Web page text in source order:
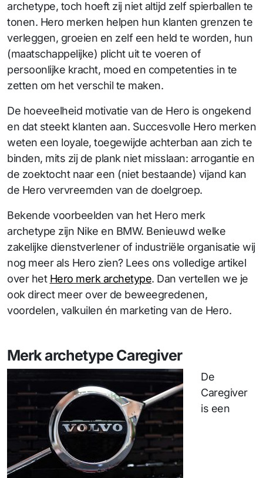
archetype, toch hoeft zij niet altijd zelf spierballen te
tonen. Hero merken helpen hun klanten grenzen te
verleggen, groeien en zelf een held te worden, hun
(maatschappelijke) plicht uit te voeren of
persoonlijke kracht, moed en competenties in te
zetten om het verschil te maken.
De hoeveelheid motivatie van de Hero is ongekend
en dat steekt klanten aan. Succesvolle Hero merken
weten een loyale, toegewijde achterban aan zich te
binden, mits zij de plank niet misslaan: arrogantie en
de zoektocht naar een (niet bestaande) vijand kan
de Hero vervreemden van de doelgroep.
Bekende voorbeelden van het Hero merk
archetype zijn Nike en BMW. Benieuwd welke
zakelijke dienstverlener of industriële organisatie wij
nog meer als Hero zien? Lees ons volledige artikel
over het Hero merk archetype. Dan vertellen we je
ook direct meer over de beweegredenen,
voordelen, valkuilen én marketing van de Hero.
Merk archetype Caregiver
De
Caregiver
is een